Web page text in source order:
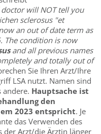
doctor will NOT tell you
sclerosus "et
an out of date term as
The condition is now
and all previous names
and totally out of
Sie Ihren Arzt/Ihre
LSA nutzt. Namen sind
andere. Hauptsache ist
den
2023 entspricht. Je
das Verwenden des
der Arzt/die Ärztin länger